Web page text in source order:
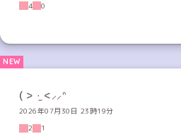
4
0
( > ·̫ <⸝⸝ᐢ
2026年07月30日 23時19分
2
1